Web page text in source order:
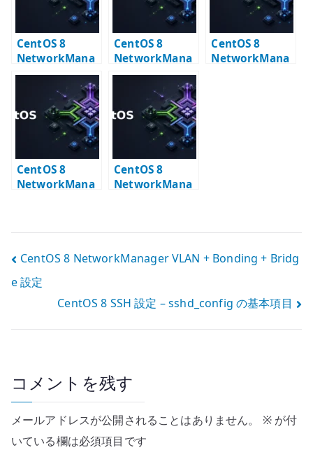
CentOS 8
NetworkMana
ger Bonding 設
定 – 802.3ad と
slave NIC
CentOS 8
NetworkMana
ger VLAN +
Bonding 設定
CentOS 8
NetworkMana
CentOS 8
NetworkMana
CentOS 8
NetworkMana
Bridge 設定
投
稿
ゲ
ー
シ
CentOS 8 NetworkManager VLAN + Bonding + Bridg
e 設定
CentOS 8 SSH 設定 – sshd_config の基本項目
コメントを残す
メールアドレスが公開されることはありません。 ※が付
いている欄は必須項目です